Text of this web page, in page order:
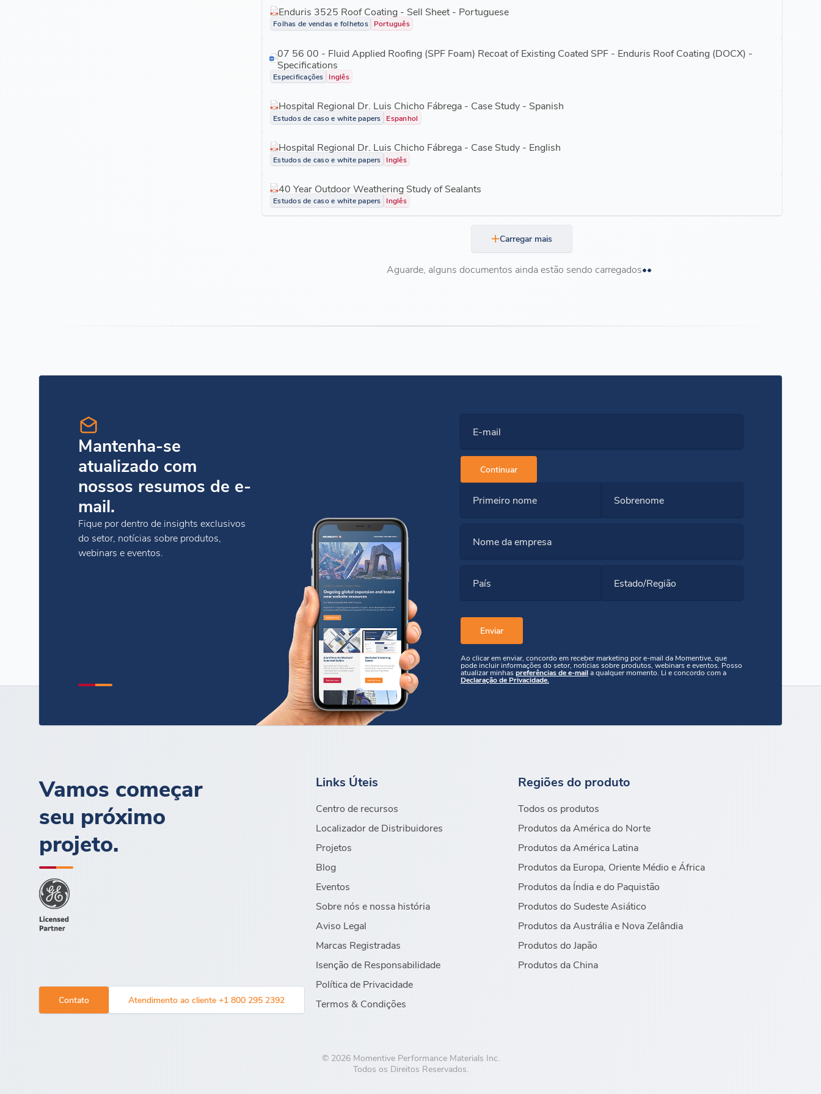
Enduris 3525 Roof Coating - Sell Sheet - Portuguese
Folhas de vendas e folhetos Português
07 56 00 - Fluid Applied Roofing (SPF Foam) Recoat of Existing Coated SPF - Enduris Roof Coating (DOCX) -
Specifications
Especificações Inglês
Hospital Regional Dr. Luis Chicho Fábrega - Case Study - Spanish
Estudos de caso e white papers Espanhol
Hospital Regional Dr. Luis Chicho Fábrega - Case Study - English
Estudos de caso e white papers Inglês
40 Year Outdoor Weathering Study of Sealants
Estudos de caso e white papers Inglês
Carregar mais
Aguarde, alguns documentos ainda estão sendo carregados
Mantenha-se
atualizado com
nossos resumos de e-
mail.
Fique por dentro de insights exclusivos
do setor, notícias sobre produtos,
webinars e eventos.
E-mail
Continuar
Primeiro nome Sobrenome
Nome da empresa
País Estado/Região
Ao clicar em enviar, concordo em receber marketing por e-mail da Momentive, que
pode incluir informações do setor, notícias sobre produtos, webinars e eventos. Posso
atualizar minhaspreferências de e-maila qualquer momento. Li e concordo com a
Declaração de Privacidade.
Vamos começar
seu próximo
projeto.
Contato Atendimento ao cliente +1 800 295 2392
Links Úteis
Centro de recursos
Localizador de Distribuidores
Projetos
Blog
Eventos
Sobre nós e nossa história
Aviso Legal
Marcas Registradas
Isenção de Responsabilidade
Política de Privacidade
Termos & Condições
Regiões do produto
Todos os produtos
Produtos da América do Norte
Produtos da América Latina
Produtos da Europa, Oriente Médio e África
Produtos da Índia e do Paquistão
Produtos do Sudeste Asiático
Produtos da Austrália e Nova Zelândia
Produtos do Japão
Produtos da China
© 2026 Momentive Performance Materials Inc.
Todos os Direitos Reservados.